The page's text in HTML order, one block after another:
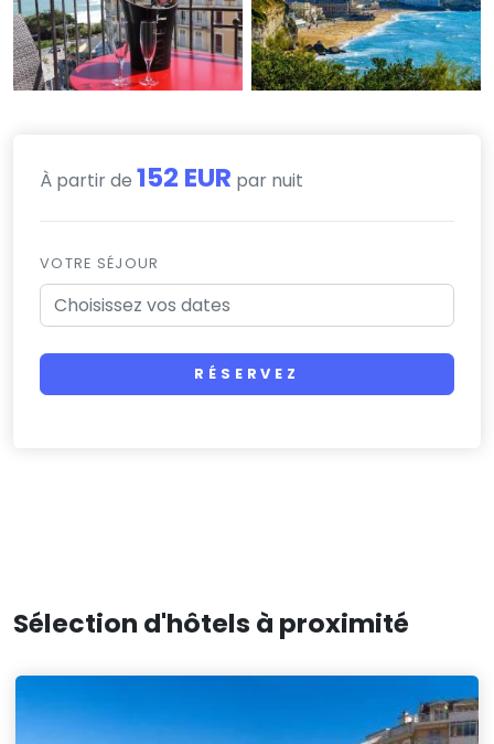
À partir de 152 EUR par nuit
VOTRE SÉJOUR
RÉSERVEZ
Sélection d'hôtels à proximité